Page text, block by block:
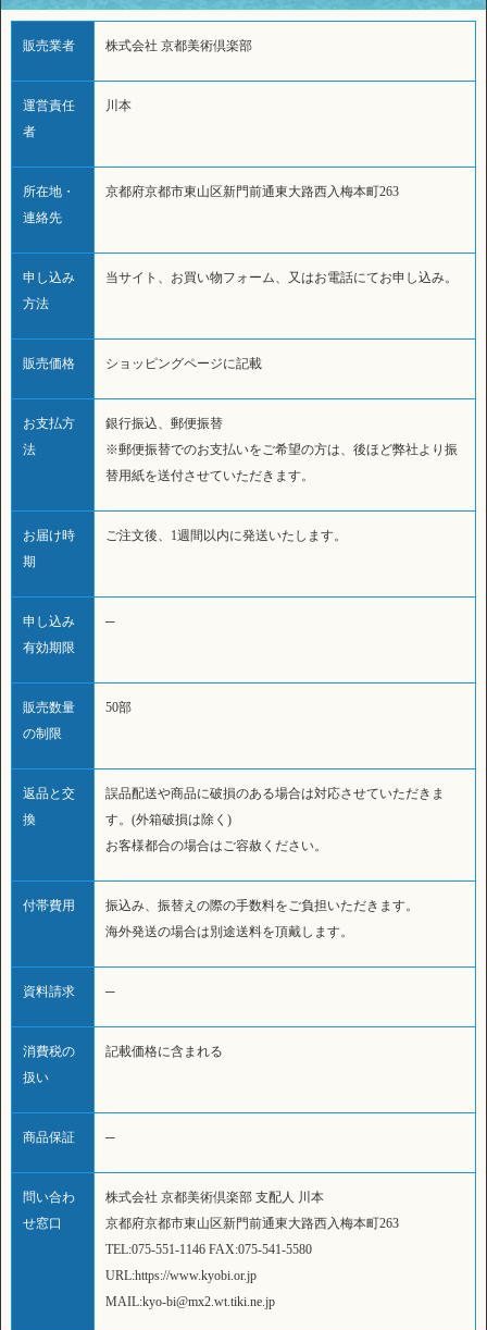
販売業者 株式会社 京都美術倶楽部
運営責任
者
川本
所在地・
連絡先
京都府京都市東山区新門前通東大路西入梅本町263
申し込み
方法
当サイト、お買い物フォーム、又はお電話にてお申し込み。
販売価格 ショッピングページに記載
お支払方
法
銀行振込、郵便振替
※郵便振替でのお支払いをご希望の方は、後ほど弊社より振
替用紙を送付させていただきます。
お届け時
期
ご注文後、1週間以内に発送いたします。
申し込み
有効期限
─
販売数量
の制限
50部
返品と交
換
誤品配送や商品に破損のある場合は対応させていただきま
す。(外箱破損は除く)
お客様都合の場合はご容赦ください。
付帯費用
振込み、振替えの際の手数料をご負担いただきます。
海外発送の場合は別途送料を頂戴します。
資料請求 ─
消費税の
扱い
記載価格に含まれる
商品保証 ─
問い合わ
せ窓口
株式会社 京都美術倶楽部 支配人 川本
京都府京都市東山区新門前通東大路西入梅本町263
TEL:075-551-1146 FAX:075-541-5580
URL:https://www.kyobi.or.jp
MAIL:kyo-bi@mx2.wt.tiki.ne.jp